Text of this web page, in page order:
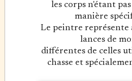
les corps n'étant
manière
Le peintre représente
lances de
différentes de celles
chasse et